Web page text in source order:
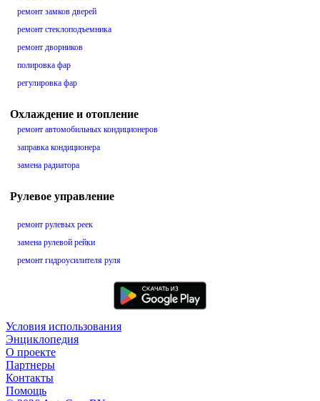
ремонт замков дверей
ремонт стеклоподъемника
ремонт дворников
полировка фар
регулировка фар
Охлаждение и отопление
ремонт автомобильных кондиционеров
заправка кондиционера
замена радиатора
Рулевое управление
ремонт рулевых реек
замена рулевой рейки
ремонт гидроусилителя руля
Условия использования
Энциклопедия
О проекте
Партнеры
Контакты
Помощь